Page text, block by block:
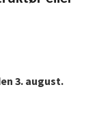
3. august.